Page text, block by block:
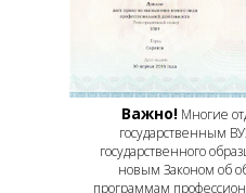
Важно!Многие
государственным
государственного
новым Законом об
программам